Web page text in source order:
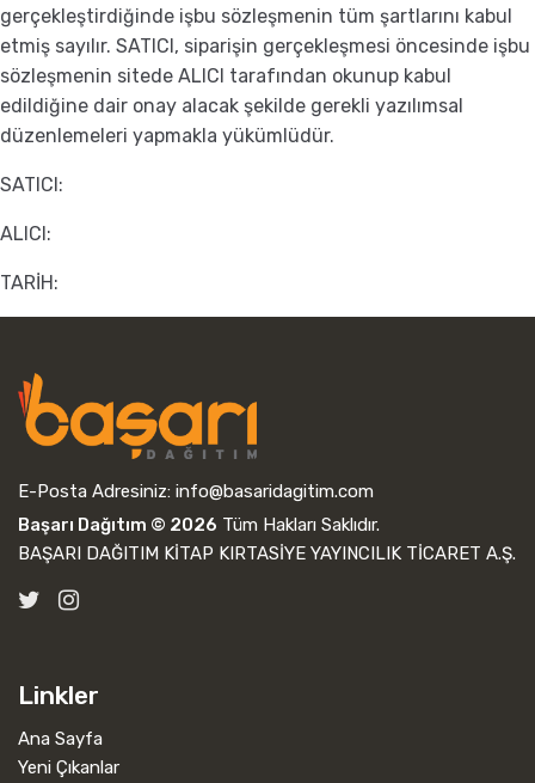
gerçekleştirdiğinde işbu sözleşmenin tüm şartlarını kabul
etmiş sayılır. SATICI, siparişin gerçekleşmesi öncesinde işbu
sözleşmenin sitede ALICI tarafından okunup kabul
edildiğine dair onay alacak şekilde gerekli yazılımsal
düzenlemeleri yapmakla yükümlüdür.
SATICI:
ALICI:
TARİH:
E-Posta Adresiniz: info@basaridagitim.com
Başarı Dağıtım © 2026 Tüm Hakları Saklıdır.
BAŞARI DAĞITIM KİTAP KIRTASİYE YAYINCILIK TİCARET A.Ş.
Linkler
Ana Sayfa
Yeni Çıkanlar